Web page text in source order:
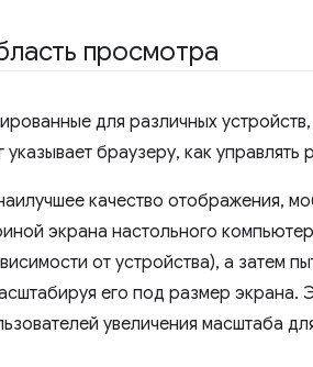
просмотра
для различных
указывает браузеру, как
качество отображения,
экрана настольного
от устройства), а затем
его под размер экрана.
увеличения масштаба